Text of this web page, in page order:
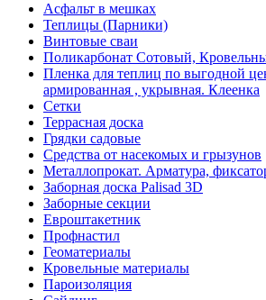
Асфальт в мешках
Теплицы (Парники)
Винтовые сваи
Поликарбонат Сотовый,
Пленка для теплиц по выгодной
армированная , укрывная. Клеенка
Сетки
Террасная доска
Грядки садовые
Средства от насекомых и грызунов
Металлопрокат. Арматура,
Заборная доска Palisad 3D
Заборные секции
Евроштакетник
Профнастил
Геоматериалы
Кровельные материалы
Пароизоляция